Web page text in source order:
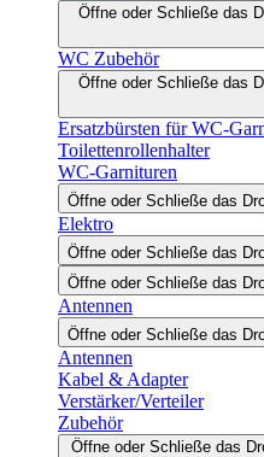
Öffne oder Schließe das
WC Zubehör
Öffne oder Schließe das
Ersatzbürsten für WC-
Toilettenrollenhalter
WC-Garnituren
Öffne oder Schließe das
Elektro
Öffne oder Schließe das
Öffne oder Schließe das
Antennen
Öffne oder Schließe das
Antennen
Kabel & Adapter
Verstärker/Verteiler
Zubehör
Öffne oder Schließe das